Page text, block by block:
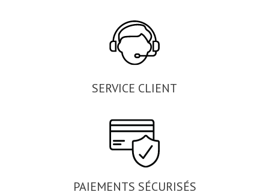
SERVICE CLIENT
PAIEMENTS SÉCURISÉS